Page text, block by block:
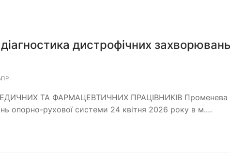
дистрофічних
ТА ФАРМАЦЕВТИЧНИХ ПРАЦІВНИКІВ Променева
опорно-рухової системи 24 квітня 2026 року в м.…